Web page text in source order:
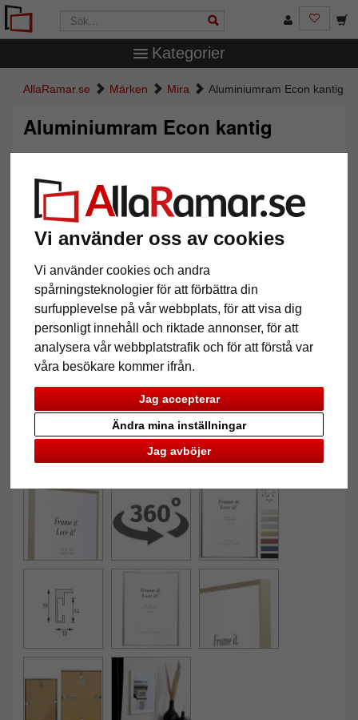
Vi använder oss av cookies
Vi använder cookies och andra
spårningsteknologier för att förbättra din
surfupplevelse på vår webbplats, för att visa dig
personligt innehåll och riktade annonser, för att
analysera vår webbplatstrafik och för att förstå var
våra besökare kommer ifrån.
Jag accepterar
Jag avböjer
Ändra mina inställningar
Kategorier
AllaRamar.se Märken Mira Aluminiumram Econ kantig
Aluminiumram Econ kantig
Tillbaka